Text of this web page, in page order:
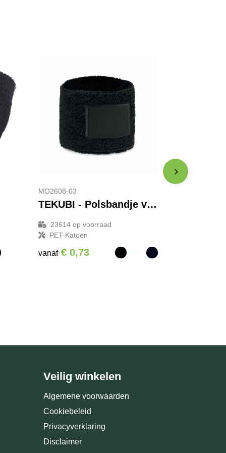
MO2608-03
TEKUBI - Polsbandje van polykatoen
23614 op voorraad
PET-Katoen
vanaf € 0,73
Veilig winkelen
Algemene voorwaarden
Cookiebeleid
Privacyverklaring
Disclaimer